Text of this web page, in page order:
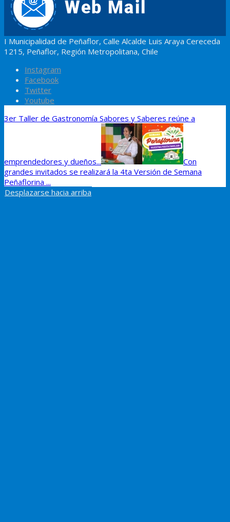
I Municipalidad de Peñaflor, Calle Alcalde Luis Araya Cereceda
1215, Peñaflor, Región Metropolitana, Chile
Instagram
Facebook
Twitter
Youtube
3er Taller de Gastronomía Sabores y Saberes reúne a
emprendedores y dueños...
Con
grandes invitados se realizará la 4ta Versión de Semana
Peñaflorina ...
Desplazarse hacia arriba